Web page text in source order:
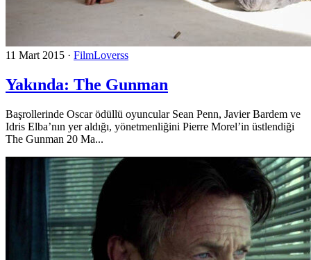
11 Mart 2015 · FilmLoverss
Yakında: The Gunman
Başrollerinde Oscar ödüllü oyuncular Sean Penn, Javier Bardem ve
Idris Elba’nın yer aldığı, yönetmenliğini Pierre Morel’in üstlendiği
The Gunman 20 Ma...